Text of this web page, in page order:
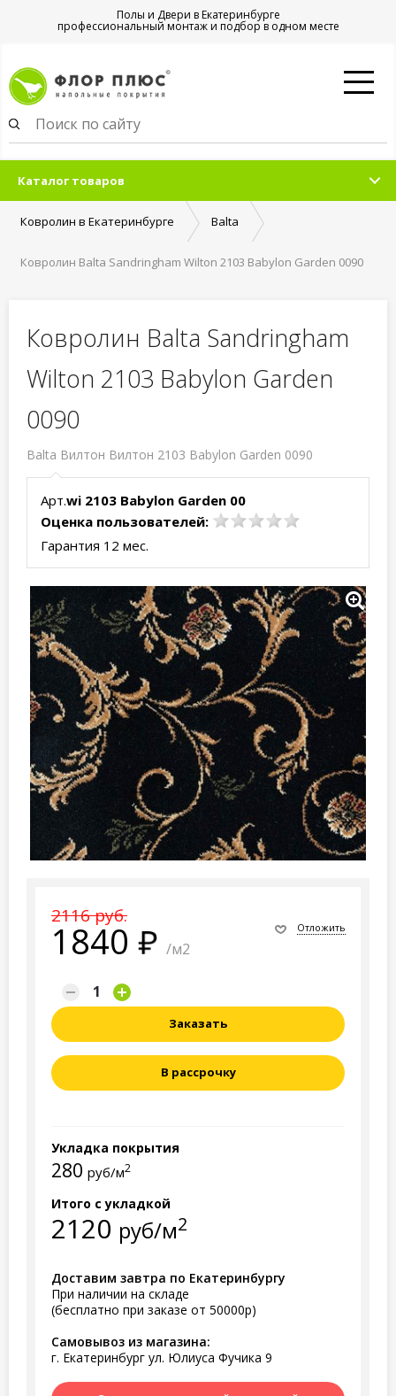
Полы и Двери в Екатеринбурге
профессиональный монтаж и подбор в одном месте
Каталог товаров
Ковролин в Екатеринбурге Balta
Ковролин Balta Sandringham Wilton 2103 Babylon Garden 0090
Ковролин Balta Sandringham
Wilton 2103 Babylon Garden
0090
Balta Вилтон Вилтон 2103 Babylon Garden 0090
Арт.wi 2103 Babylon Garden 00
Оценка пользователей:
Гарантия 12 мес.
2116 руб.
1840 /м2
Отложить
Заказать
В рассрочку
Укладка покрытия
280 руб/м2
Итого с укладкой
2120 руб/м2
Доставим завтра по Екатеринбургу
При наличии на складе
(бесплатно при заказе от 50000р)
Самовывоз из магазина:
г. Екатеринбург ул. Юлиуса Фучика 9